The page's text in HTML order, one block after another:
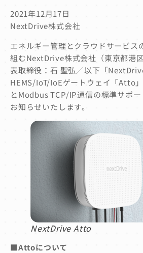
2021年12月17日
NextDrive株式会社
エネルギー管理とクラウドサービス
組むNextDrive株式会社（東京都港
表取締役：石 聖弘／以下「
HEMS/IoT/IoEゲートウェイ「Atto
とModbus TCP/IP通信の標準サポ
お知らせいたします。
NextDrive Atto
■Attoについて